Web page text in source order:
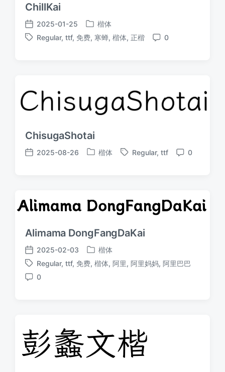
ChillKai
发
布
2025-01-25
发
布
楷体
标
Regular, ttf, 免费, 寒蝉, 楷体, 正楷
评
0
ChisugaShotai
发
2025-08-26
发
楷体
标
Regular, ttf
评
0
Alimama DongFangDaKai
发
布
日
2025-02-03
发
布
楷体
标
签
Regular, ttf, 免费, 楷体, 阿里, 阿里妈妈, 阿里巴巴
评
0